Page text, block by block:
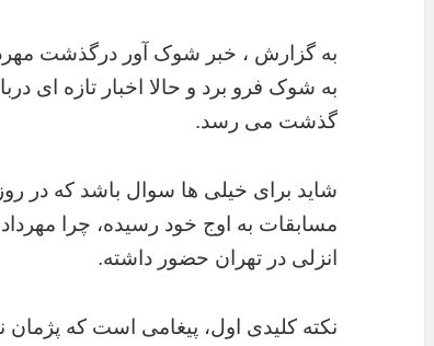
به شوک فرو برد و حالا اخبار تازه ای
گذشت می رسد.
شاید برای خیلی ها سوال باشد که در
مسابقات به اوج خود رسیده، چرا
انزلی در تهران حضور داشته.
نکته کلیدی اول، پیغامی است که